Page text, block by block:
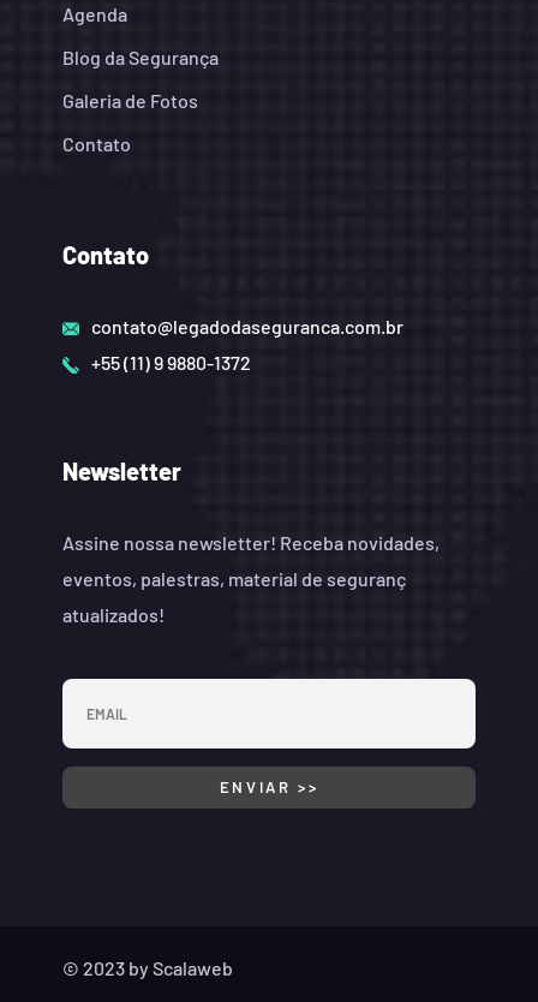
Agenda
Blog da Segurança
Galeria de Fotos
Contato
Contato
contato@legadodaseguranca.com.br
+55 (11) 9 9880-1372
Newsletter
Assine nossa newsletter! Receba novidades,
eventos, palestras, material de seguranç
atualizados!
© 2023 byScalaweb